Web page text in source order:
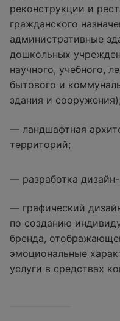
реконструкции и
гражданского
административные
дошкольных
научного, учебного,
бытового и
здания и
— ландшафтная
территорий;
— разработка
— графический
по созданию
бренда,
эмоциональные
услуги в средствах